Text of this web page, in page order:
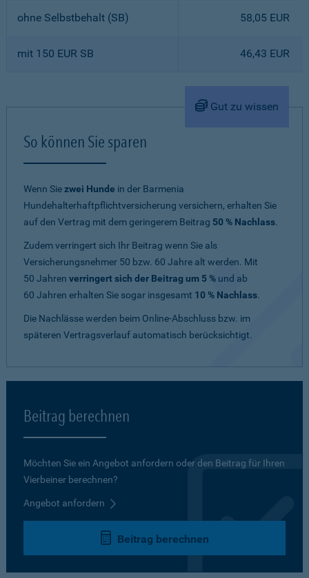
ohne Selbstbehalt (SB) 58,05 EUR
mit 150 EUR SB 46,43 EUR
Gut zu wissen
So können Sie sparen
Wenn Siezwei Hunde in der Barmenia
Hundehalterhaftpflichtversicherung versichern, erhalten Sie
auf den Vertrag mit dem geringerem Beitrag 50 % Nachlass.
Zudem verringert sich Ihr Beitrag wenn Sie als
Versicherungsnehmer 50 bzw. 60 Jahre alt werden. Mit
50 Jahren verringert sich der Beitrag um 5 % und ab
60 Jahren erhalten Sie sogar insgesamt 10 % Nachlass.
Die Nachlässe werden beim Online-Abschluss bzw. im
späteren Vertragsverlauf automatisch berücksichtigt.
Beitrag berechnen
Möchten Sie ein Angebot anfordern oder den Beitrag für Ihren
Vierbeiner berechnen?
Angebot anfordern
Beitrag berechnen